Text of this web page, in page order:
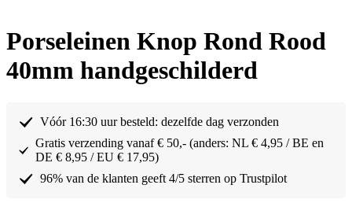
Porseleinen Knop Rond Rood
40mm handgeschilderd
Vóór 16:30 uur besteld: dezelfde dag verzonden
Gratis verzending vanaf € 50,- (anders: NL € 4,95 / BE en
DE € 8,95 / EU € 17,95)
96% van de klanten geeft 4/5 sterren op Trustpilot